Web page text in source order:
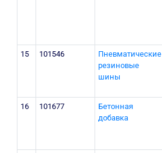
15
101546
Пневматические
резиновые
шины
16
101677
Бетонная
добавка